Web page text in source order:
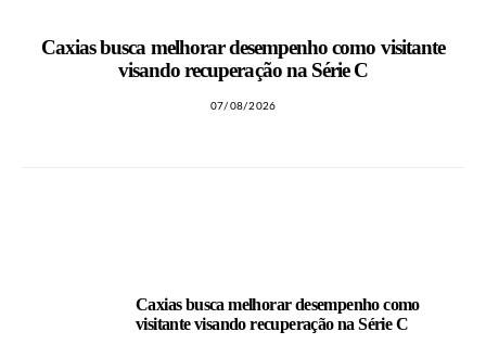
Caxias busca melhorar desempenho como visitante
visando recuperação na Série C
07/08/2026
Caxias busca melhorar desempenho como
visitante visando recuperação na Série C